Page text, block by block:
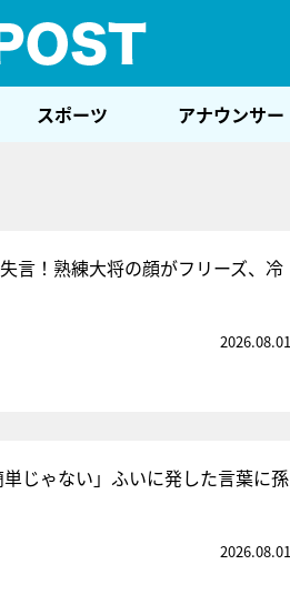
スポーツ アナウンサー
言！熟練大将の顔がフリーズ、冷
2026.08.01
じゃない」ふいに発した言葉に孫
2026.08.01